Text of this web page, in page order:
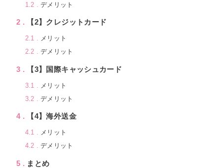
1.2
デメリット
2 【2】クレジットカード
2.1
メリット
2.2
デメリット
3 【3】国際キャッシュカード
3.1
メリット
3.2
デメリット
4 【4】海外送金
4.1
メリット
4.2
デメリット
5 まとめ